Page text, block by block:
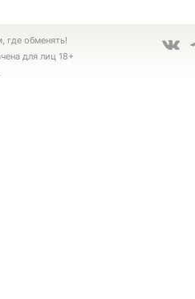
где обменять!
для лиц 18+